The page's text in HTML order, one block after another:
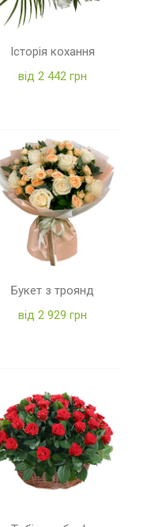
Історія кохання
від 2 442 грн
Букет з троянд
від 2 929 грн